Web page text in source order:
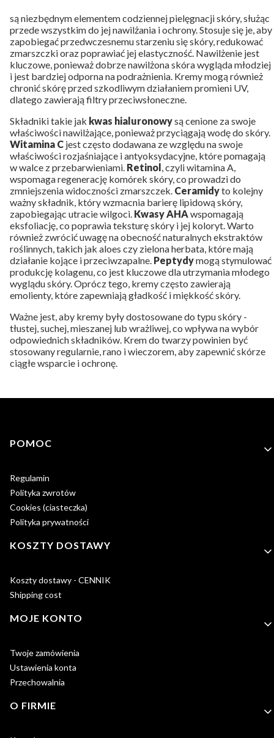
są niezbędnym elementem codziennej pielęgnacji skóry, służąc
przede wszystkim do jej nawilżania i ochrony. Stosuje się je, aby
zapobiegać przedwczesnemu starzeniu się skóry, redukować
zmarszczki oraz poprawiać jej elastyczność. Nawilżenie jest
kluczowe, ponieważ dobrze nawilżona skóra wygląda młodziej
i jest bardziej odporna na podrażnienia. Kremy mogą również
chronić skórę przed szkodliwym działaniem promieni UV,
dlatego zawierają filtry przeciwsłoneczne.
Składniki takie jak kwas hialuronowysą cenione za swoje
właściwości nawilżające, ponieważ przyciągają wodę do skóry.
Witamina C jest często dodawana ze względu na swoje
właściwości rozjaśniające i antyoksydacyjne, które pomagają
w walce z przebarwieniami. Retinol, czyli witamina A,
wspomaga regenerację komórek skóry, co prowadzi do
zmniejszenia widoczności zmarszczek. Ceramidyto kolejny
ważny składnik, który wzmacnia barierę lipidową skóry,
zapobiegając utracie wilgoci. Kwasy AHAwspomagają
eksfoliację, co poprawia teksturę skóry i jej koloryt. Warto
również zwrócić uwagę na obecność naturalnych ekstraktów
roślinnych, takich jak aloes czy zielona herbata, które mają
działanie kojące i przeciwzapalne. Peptydymogą stymulować
produkcję kolagenu, co jest kluczowe dla utrzymania młodego
wyglądu skóry. Oprócz tego, kremy często zawierają
emolienty, które zapewniają gładkość i miękkość skóry.
Ważne jest, aby kremy były dostosowane do typu skóry -
tłustej, suchej, mieszanej lub wrażliwej, co wpływa na wybór
odpowiednich składników. Krem do twarzy powinien być
stosowany regularnie, rano i wieczorem, aby zapewnić skórze
ciągłe wsparcie i ochronę.
Linki w stopce
POMOC
Regulamin
Polityka zwrotów
Cookies (ciasteczka)
Polityka prywatności
KOSZTY DOSTAWY
Koszty dostawy - CENNIK
Shipping cost
MOJE KONTO
Twoje zamówienia
Ustawienia konta
Przechowalnia
O FIRMIE